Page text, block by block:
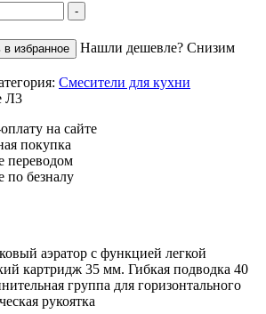
-
в избранное
Нашли дешевле? Снизим
Смесители для кухни
Л3
на сайте
покупка
переводом
по безналу
аэратор с функцией легкой
картридж 35 мм. Гибкая подводка 40
группа для горизонтального
рукоятка